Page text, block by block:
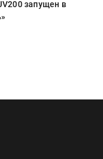
запущен в